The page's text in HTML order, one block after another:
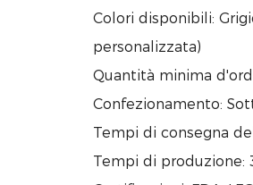
Colori disponibili:
personalizzata)
Quantità minima
Confezionamento:
Tempi di consegna
Tempi di produzione: